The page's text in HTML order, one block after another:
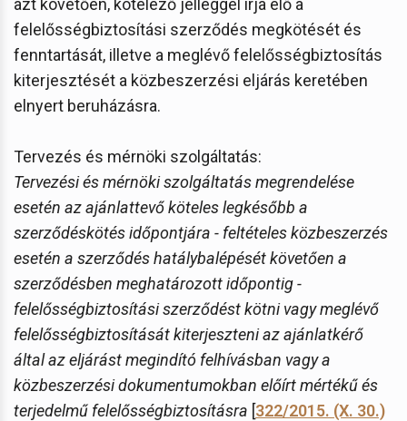
felelősségbiztosítási szerződés megkötését és
fenntartását, illetve a meglévő felelősségbiztosítás
kiterjesztését a közbeszerzési eljárás keretében
elnyert beruházásra.
Tervezés és mérnöki szolgáltatás:
Tervezési és mérnöki szolgáltatás megrendelése
esetén az ajánlattevő köteles legkésőbb a
szerződéskötés időpontjára - feltételes közbeszerzés
esetén a szerződés hatálybalépését követően a
szerződésben meghatározott időpontig -
felelősségbiztosítási szerződést kötni vagy meglévő
felelősségbiztosítását kiterjeszteni az ajánlatkérő
által az eljárást megindító felhívásban vagy a
közbeszerzési dokumentumokban előírt mértékű és
terjedelmű felelősségbiztosításra [322/2015. (X. 30.)